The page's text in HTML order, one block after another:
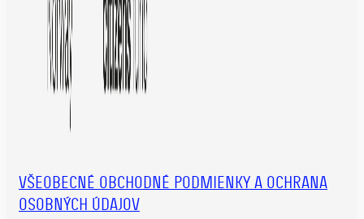
VŠEOBECNÉ OBCHODNÉ PODMIENKY A OCHRANA
OSOBNÝCH ÚDAJOV